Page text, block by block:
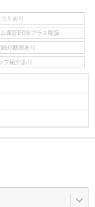
ミあり
保証EGSプラス取扱
介動画あり
フ紹介あり